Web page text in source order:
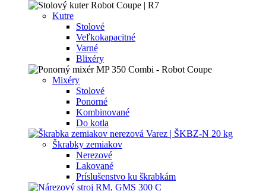
Kutre
Stolové
Veľkokapacitné
Varné
Blixéry
Mixéry
Stolové
Ponorné
Kombinované
Do kotla
Škrabky zemiakov
Nerezové
Lakované
Príslušenstvo ku škrabkám